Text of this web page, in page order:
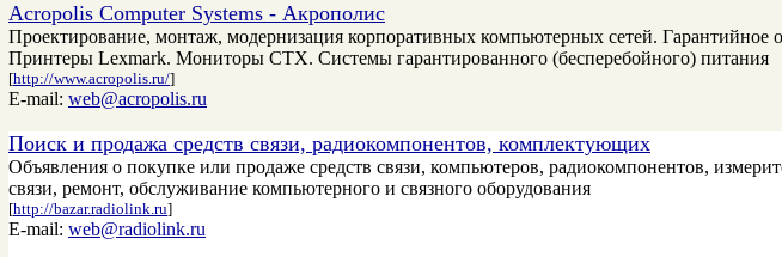
Acropolis Computer Systems - Акрополис
Проектирование, монтаж, модернизация корпоративных компьютерных сетей. Гарантийное
Принтеры Lexmark. Мониторы CTX. Системы гарантированного (бесперебойного) питания
[http://www.acropolis.ru/]
E-mail: web@acropolis.ru
Поиск и продажа средств связи, радиокомпонентов, комплектующих
Объявления о покупке или продаже средств связи, компьютеров, радиокомпонентов,
связи, ремонт, обслуживание компьютерного и связного оборудования
[http://bazar.radiolink.ru]
E-mail: web@radiolink.ru